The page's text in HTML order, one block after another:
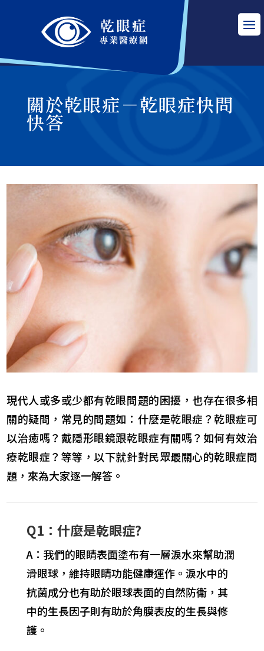
關於乾眼症－乾眼症快問
快答
現代人或多或少都有乾眼問題的困擾，也存在很多相
關的疑問，常見的問題如：什麼是乾眼症？乾眼症可
以治癒嗎？戴隱形眼鏡跟乾眼症有關嗎？如何有效治
療乾眼症？等等，以下就針對民眾最關心的乾眼症問
題，來為大家逐一解答。
Q1：什麼是乾眼症?
A：我們的眼睛表面塗布有一層淚水來幫助潤
滑眼球，維持眼睛功能健康運作。淚水中的
抗菌成分也有助於眼球表面的自然防衛，其
中的生長因子則有助於角膜表皮的生長與修
護。